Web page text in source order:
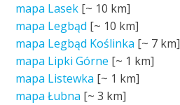
mapa Lasek [~ 10 km]
mapa Legbąd [~ 10 km]
mapa Legbąd Koślinka [~ 7 km]
mapa Lipki Górne [~ 1 km]
mapa Listewka [~ 1 km]
mapa Łubna [~3 km]